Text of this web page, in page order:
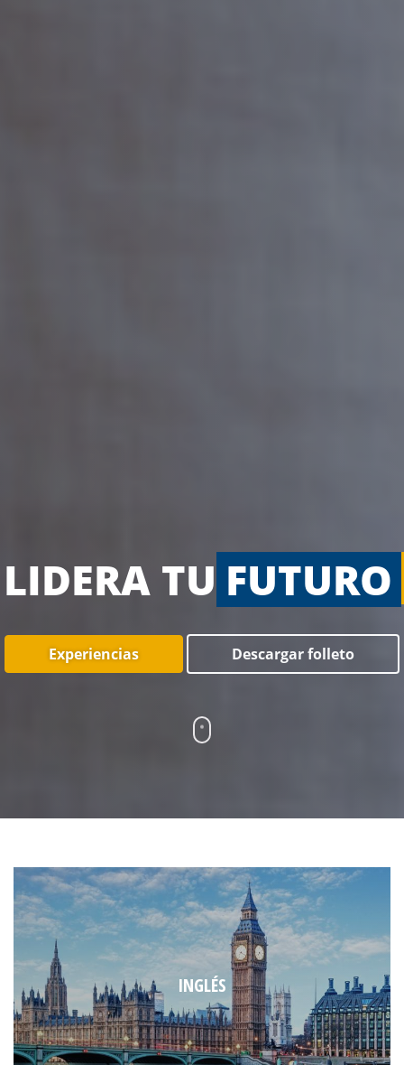
LIDERA TU FUTURO
Experiencias Descargar folleto
INGLÉS